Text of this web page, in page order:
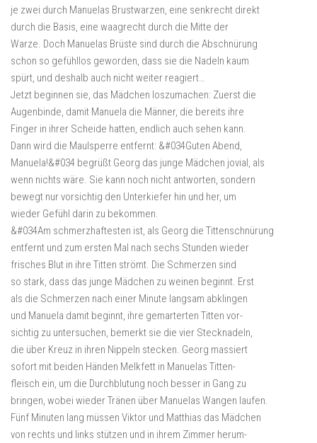
je zwei durch Manuelas Brustwarzen, eine senkrecht direkt
durch die Basis, eine waagrecht durch die Mitte der
Warze. Doch Manuelas Brüste sind durch die Abschnürung
schon so gefühllos geworden, dass sie die Nadeln kaum
spürt, und deshalb auch nicht weiter reagiert…
Jetzt beginnen sie, das Mädchen loszumachen: Zuerst die
Augenbinde, damit Manuela die Männer, die bereits ihre
Finger in ihrer Scheide hatten, endlich auch sehen kann.
Dann wird die Maulsperre entfernt: &#034Guten Abend,
Manuela!&#034 begrüßt Georg das junge Mädchen jovial, als
wenn nichts wäre. Sie kann noch nicht antworten, sondern
bewegt nur vorsichtig den Unterkiefer hin und her, um
wieder Gefühl darin zu bekommen.
&#034Am schmerzhaftesten ist, als Georg die Tittenschnürung
entfernt und zum ersten Mal nach sechs Stunden wieder
frisches Blut in ihre Titten strömt. Die Schmerzen sind
so stark, dass das junge Mädchen zu weinen beginnt. Erst
als die Schmerzen nach einer Minute langsam abklingen
und Manuela damit beginnt, ihre gemarterten Titten vor-
sichtig zu untersuchen, bemerkt sie die vier Stecknadeln,
die über Kreuz in ihren Nippeln stecken. Georg massiert
sofort mit beiden Händen Melkfett in Manuelas Titten-
fleisch ein, um die Durchblutung noch besser in Gang zu
bringen, wobei wieder Tränen über Manuelas Wangen laufen.
Fünf Minuten lang müssen Viktor und Matthias das Mädchen
von rechts und links stützen und in ihrem Zimmer herum-